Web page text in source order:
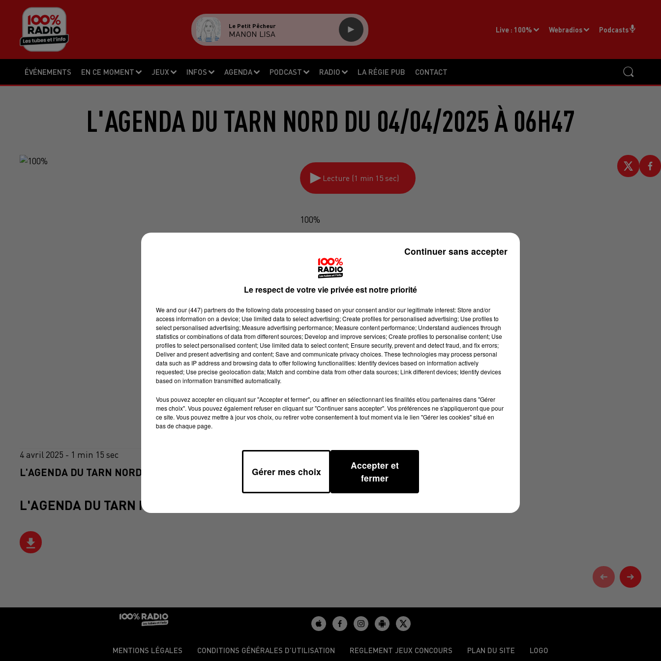
ÉVÉNEMENTS EN CE MOMENT JEUX INFOS AGENDA PODCAST RADIO LA RÉGIE PUB CONTACT
Live : 100% Webradios Podcasts
Le Petit Pêcheur
MANON LISA
L'AGENDA DU TARN NORD DU 04/04/2025 À 06H47
Lecture (1 min 15 sec)
100%
4 avril 2025 - 1 min 15 sec
L'AGENDA DU TARN NORD DU 04/04/2025 À 06H47
L'AGENDA DU TARN NORD
MENTIONS LÉGALES CONDITIONS GÉNÉRALES D’UTILISATION REGLEMENT JEUX CONCOURS PLAN DU SITE LOGO
Le respect de votre vie privée est notre priorité
We and our (447) partnersdo the following data processing based on your consent and/or our legitimate interest: Store and/or
access information on a device; Use limited data to select advertising; Create profiles for personalised advertising; Use profiles to
select personalised advertising; Measure advertising performance; Measure content performance; Understand audiences through
statistics or combinations of data from different sources; Develop and improve services; Create profiles to personalise content; Use
profiles to select personalised content; Use limited data to select content; Ensure security, prevent and detect fraud, and fix errors;
Deliver and present advertising and content; Save and communicate privacy choices. These technologies may process personal
data such as IP address and browsing data to offer following functionalities: Identify devices based on information actively
requested; Use precise geolocation data; Match and combine data from other data sources; Link different devices; Identify devices
based on information transmitted automatically.
Vous pouvez accepter en cliquant sur "Accepter et fermer", ou affiner en sélectionnant les finalités et/ou partenaires dans "Gérer
mes choix". Vous pouvez également refuser en cliquant sur "Continuer sans accepter". Vos préférences ne s'appliqueront que pour
ce site. Vous pouvez mettre à jour vos choix, ou retirer votre consentement à tout moment via le lien "Gérer les cookies" situé en
bas de chaque page.
Gérer mes choix
Accepter et
fermer
Continuer sans accepter